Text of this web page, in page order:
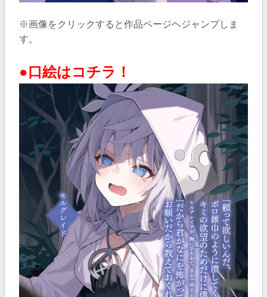
※画像をクリックすると作品ページヘジャンプしま
す。
●口絵はコチラ！